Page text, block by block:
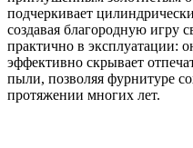
подчеркивает
создавая благородную игру
практично в эксплуатации:
эффективно скрывает
пыли, позволяя фурнитуре
протяжении многих лет.